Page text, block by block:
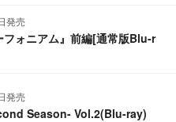
発売
フォニアム』前編[通常版Blu-r
発売
Season- Vol.2(Blu-ray)